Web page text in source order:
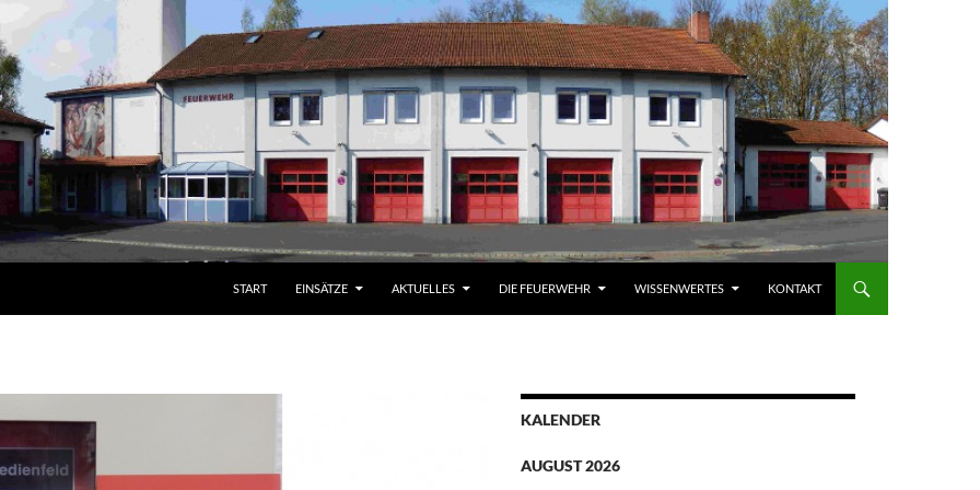
START EINSÄTZE AKTUELLES DIE FEUERWEHR WISSENWERTES KONTAKT
KALENDER
AUGUST 2026